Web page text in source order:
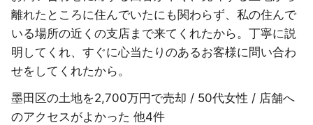
離れたところに住んでいたにも関わらず、私の住んで
いる場所の近くの支店まで来てくれたから。丁寧に説
明してくれ、すぐに心当たりのあるお客様に問い合わ
せをしてくれたから。
墨田区の土地を2,700万円で売却 / 50代女性 / 店舗へ
のアクセスがよかった 他4件